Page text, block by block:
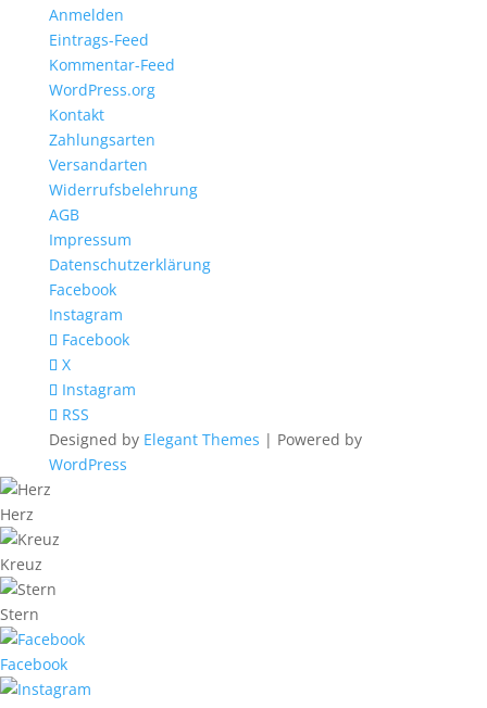
Anmelden
Eintrags-Feed
Kommentar-Feed
WordPress.org
Kontakt
Zahlungsarten
Versandarten
Widerrufsbelehrung
AGB
Impressum
Datenschutzerklärung
Facebook
Instagram
Facebook
X
Instagram
RSS
Designed by Elegant Themes | Powered by
WordPress
Herz
Kreuz
Stern
Facebook